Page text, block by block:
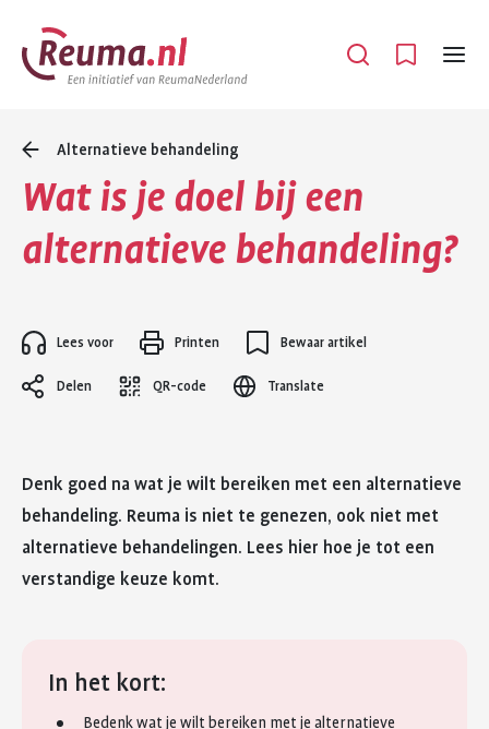
Spring
naar
hoofdinhoud
Spring
naar
footer
Open
Menu
Alternatieve behandeling
Wat is je doel bij een
alternatieve behandeling?
Lees voor Printen Bewaar artikel
Delen QR-code Translate
Denk goed na wat je wilt bereiken met een alternatieve
behandeling. Reuma is niet te genezen, ook niet met
alternatieve behandelingen. Lees hier hoe je tot een
verstandige keuze komt.
In het kort:
Bedenk wat je wilt bereiken met je alternatieve